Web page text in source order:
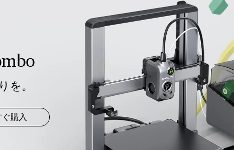
を。
購入